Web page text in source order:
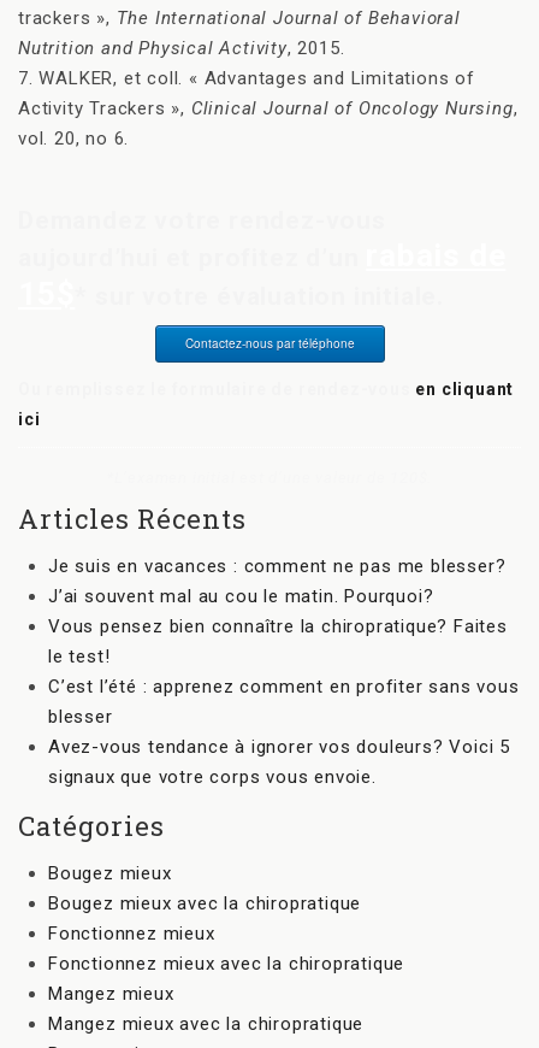
trackers », The International Journal of Behavioral
Nutrition and Physical Activity, 2015.
7. WALKER, et coll. « Advantages and Limitations of
Activity Trackers », Clinical Journal of Oncology Nursing,
vol. 20, no 6.
Contactez-nous par téléphone
en cliquant
ici
Articles Récents
Je suis en vacances : comment ne pas me blesser?
J’ai souvent mal au cou le matin. Pourquoi?
Vous pensez bien connaître la chiropratique? Faites
le test!
C’est l’été : apprenez comment en profiter sans vous
blesser
Avez-vous tendance à ignorer vos douleurs? Voici 5
signaux que votre corps vous envoie.
Catégories
Bougez mieux
Bougez mieux avec la chiropratique
Fonctionnez mieux
Fonctionnez mieux avec la chiropratique
Mangez mieux
Mangez mieux avec la chiropratique